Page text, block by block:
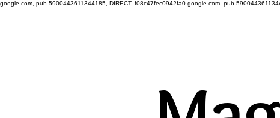
google.com, pub-5900443611344185, DIRECT, f08c47fec0942fa0 google.com, pub-
A ENERGIA